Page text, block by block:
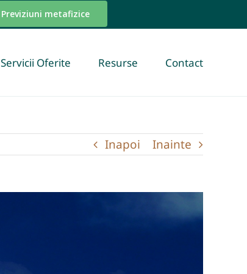
Previziuni metafizice
Servicii Oferite Resurse Contact
Inapoi Inainte